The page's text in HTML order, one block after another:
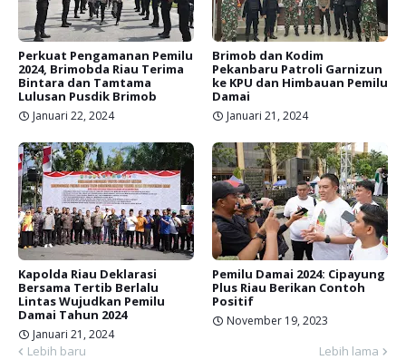
Perkuat Pengamanan Pemilu
2024, Brimobda Riau Terima
Bintara dan Tamtama
Lulusan Pusdik Brimob
Januari 22, 2024
Brimob dan Kodim
Pekanbaru Patroli Garnizun
ke KPU dan Himbauan Pemilu
Damai
Januari 21, 2024
Kapolda Riau Deklarasi
Bersama Tertib Berlalu
Lintas Wujudkan Pemilu
Damai Tahun 2024
Januari 21, 2024
Pemilu Damai 2024: Cipayung
Plus Riau Berikan Contoh
Positif
November 19, 2023
Lebih baru Lebih lama